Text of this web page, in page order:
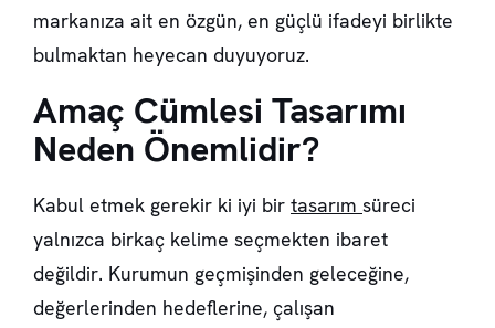
markanıza ait en özgün, en güçlü ifadeyi birlikte
bulmaktan heyecan duyuyoruz.
Amaç Cümlesi Tasarımı
Neden Önemlidir?
Kabul etmek gerekir ki iyi bir tasarım süreci
yalnızca birkaç kelime seçmekten ibaret
değildir. Kurumun geçmişinden geleceğine,
değerlerinden hedeflerine, çalışan